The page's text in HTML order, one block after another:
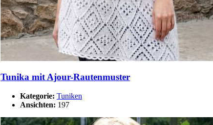
Tunika mit Ajour-Rautenmuster
Kategorie: Tuniken
Ansichten: 197